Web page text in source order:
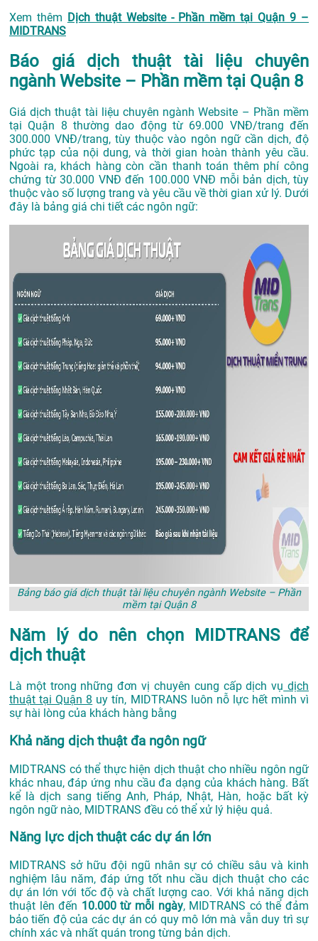
Xem thêm Dịch thuật Website - Phần mềm tại Quận 9 –
MIDTRANS
Báo giá dịch thuật tài liệu chuyên
ngành Website – Phần mềm tại Quận 8
Giá dịch thuật tài liệu chuyên ngành Website – Phần mềm
tại Quận 8 thường dao động từ 69.000 VNĐ/trang đến
300.000 VNĐ/trang, tùy thuộc vào ngôn ngữ cần dịch, độ
phức tạp của nội dung, và thời gian hoàn thành yêu cầu.
Ngoài ra, khách hàng còn cần thanh toán thêm phí công
chứng từ 30.000 VNĐ đến 100.000 VNĐ mỗi bản dịch, tùy
thuộc vào số lượng trang và yêu cầu về thời gian xử lý. Dưới
đây là bảng giá chi tiết các ngôn ngữ:
Bảng báo giá dịch thuật tài liệu chuyên ngành Website – Phần
mềm tại Quận 8
Năm lý do nên chọn MIDTRANS để
dịch thuật
Là một trong những đơn vị chuyên cung cấp dịch vụ dịch
thuật tại Quận 8 uy tín, MIDTRANS luôn nỗ lực hết mình vì
sự hài lòng của khách hàng bằng
Khả năng dịch thuật đa ngôn ngữ
MIDTRANS có thể thực hiện dịch thuật cho nhiều ngôn ngữ
khác nhau, đáp ứng nhu cầu đa dạng của khách hàng. Bất
kể là dịch sang tiếng Anh, Pháp, Nhật, Hàn, hoặc bất kỳ
ngôn ngữ nào, MIDTRANS đều có thể xử lý hiệu quả.
Năng lực dịch thuật các dự án lớn
MIDTRANS sở hữu đội ngũ nhân sự có chiều sâu và kinh
nghiệm lâu năm, đáp ứng tốt nhu cầu dịch thuật cho các
dự án lớn với tốc độ và chất lượng cao. Với khả năng dịch
thuật lên đến 10.000 từ mỗi ngày, MIDTRANS có thể đảm
bảo tiến độ của các dự án có quy mô lớn mà vẫn duy trì sự
chính xác và nhất quán trong từng bản dịch.